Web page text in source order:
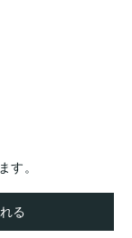
す。
る